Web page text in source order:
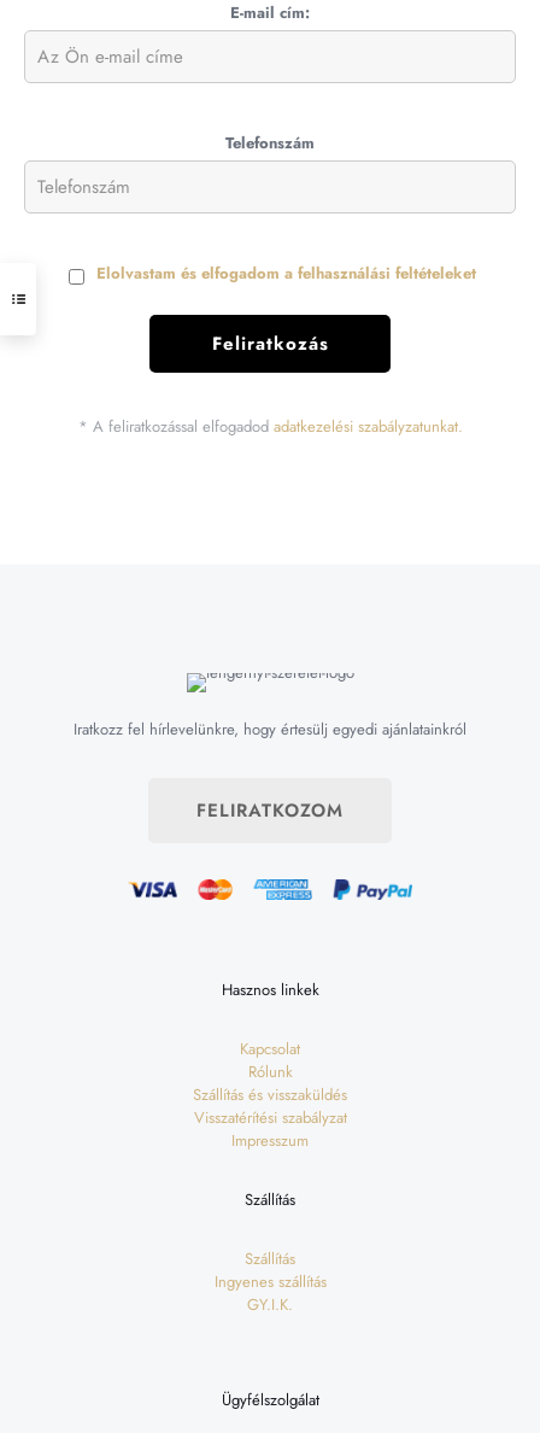
E-mail cím:
Telefonszám
Elolvastam és elfogadom a felhasználási feltételeket
* A feliratkozással elfogadod adatkezelési szabályzatunkat.
Iratkozz fel hírlevelünkre, hogy értesülj egyedi ajánlatainkról
FELIRATKOZOM
Hasznos linkek
Kapcsolat
Rólunk
Szállítás és visszaküldés
Visszatérítési szabályzat
Impresszum
Szállítás
Szállítás
Ingyenes szállítás
GY.I.K.
Ügyfélszolgálat